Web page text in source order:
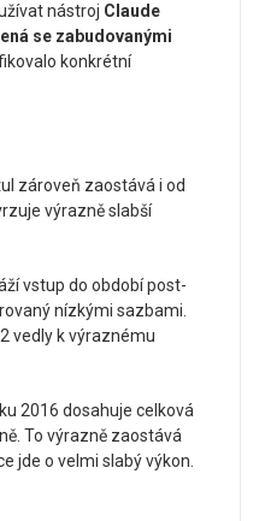
nástroj Claude
se zabudovanými
konkrétní
zároveň zaostává i od
výrazně slabší
vstup do období post-
nízkými sazbami.
vedly k výraznému
2016 dosahuje celková
To výrazně zaostává
jde o velmi slabý výkon.